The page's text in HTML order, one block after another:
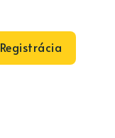
Registrácia